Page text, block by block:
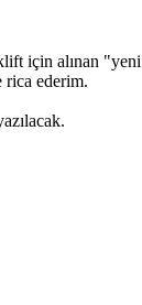
için alınan
rica ederim.